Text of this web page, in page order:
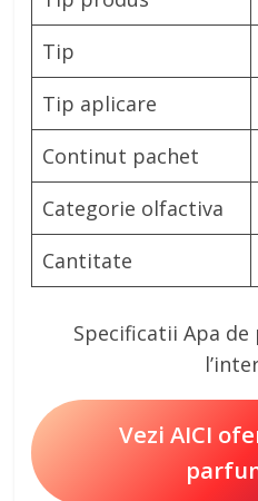
Tip
Tip aplicare
Continut pachet
Categorie olfactiva
Cantitate
Specificatii Apa
Vezi AICI